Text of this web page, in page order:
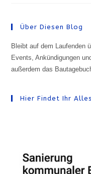
Über Diesen Blog
Bleibt auf dem Laufenden
Events, Ankündigungen
außerdem das
Hier Findet Ihr